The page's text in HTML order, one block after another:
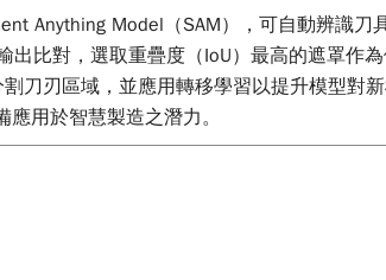
Anything Model（SAM），可自動辨識
比對，選取重疊度（IoU）最高的遮罩作
刀刃區域，並應用轉移學習以提升模型對
用於智慧製造之潛力。